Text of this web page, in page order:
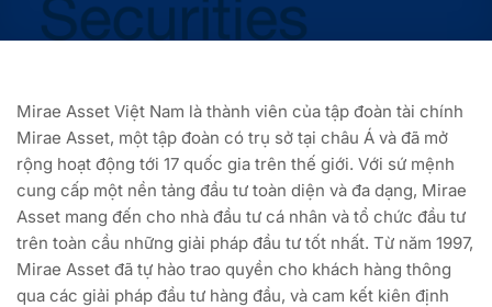
Mirae Asset Việt Nam là thành viên của tập đoàn tài chính
Mirae Asset, một tập đoàn có trụ sở tại châu Á và đã mở
rộng hoạt động tới 17 quốc gia trên thế giới. Với sứ mệnh
cung cấp một nền tảng đầu tư toàn diện và đa dạng, Mirae
Asset mang đến cho nhà đầu tư cá nhân và tổ chức đầu tư
trên toàn cầu những giải pháp đầu tư tốt nhất. Từ năm 1997,
Mirae Asset đã tự hào trao quyền cho khách hàng thông
qua các giải pháp đầu tư hàng đầu, và cam kết kiên định